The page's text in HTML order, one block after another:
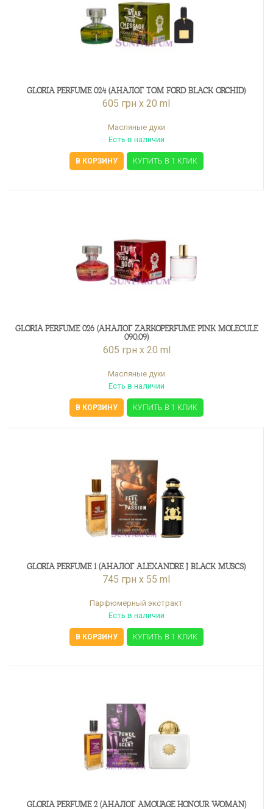
GLORIA PERFUME 024 (АНАЛОГ TOM FORD BLACK ORCHID)
605 грн x 20 ml
Масляные духи
Есть в наличии
В КОРЗИНУ КУПИТЬ В 1 КЛИК
GLORIA PERFUME 026 (АНАЛОГ ZARKOPERFUME PINK MOLECULE
090.09)
605 грн x 20 ml
Масляные духи
Есть в наличии
В КОРЗИНУ КУПИТЬ В 1 КЛИК
GLORIA PERFUME 1 (АНАЛОГ ALEXANDRE J BLACK MUSCS)
745 грн x 55 ml
Парфюмерный экстракт
Есть в наличии
В КОРЗИНУ КУПИТЬ В 1 КЛИК
GLORIA PERFUME 2 (АНАЛОГ AMOUAGE HONOUR WOMAN)